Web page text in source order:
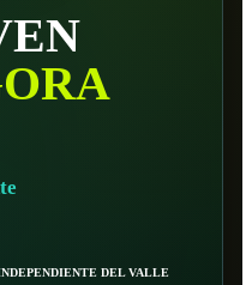
DEL VALLE